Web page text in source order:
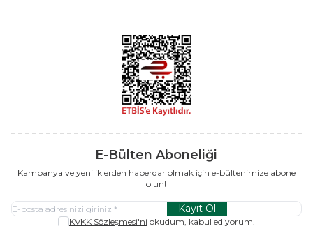
E-Bülten Aboneliği
Kampanya ve yeniliklerden haberdar olmak için e-bültenimize abone
olun!
Kayıt Ol
KVKK Sözleşmesi'ni okudum, kabul ediyorum.